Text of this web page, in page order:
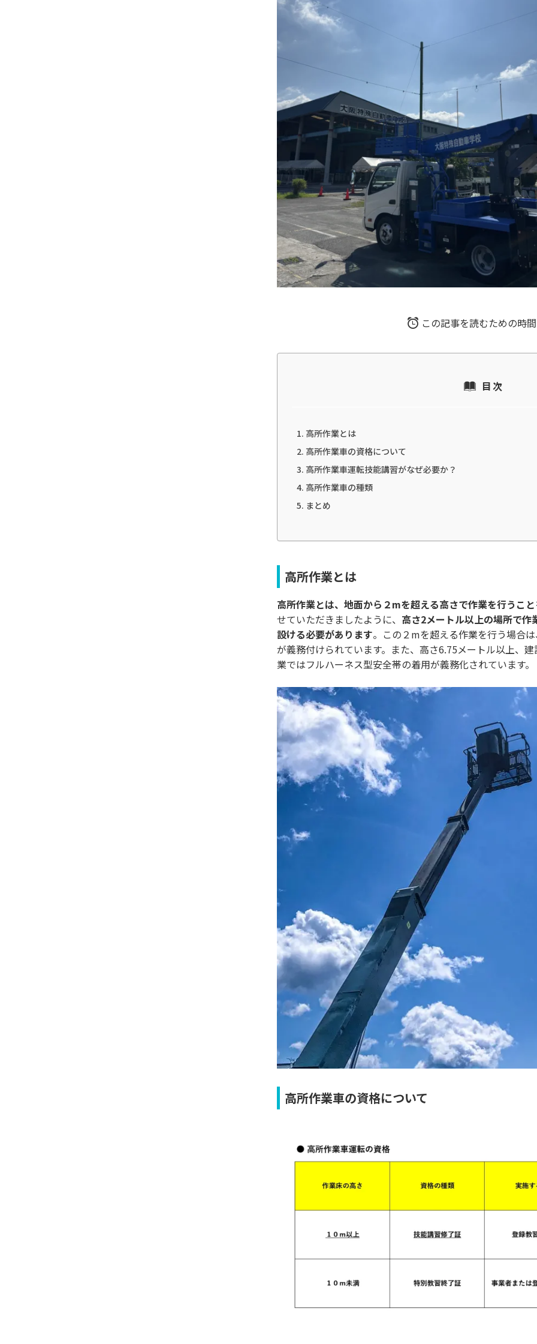
この記事を読むための時
目次
高所作業とは
高所作業車の資格について
高所作業車運転技能講習がなぜ必要か？
高所作業車の種類
まとめ
高所作業とは
高所作業とは、地面から２mを超える高さで作業を行うこと
せていただきましたように、 高さ2メートル以上の場所で
設ける必要があります。この２mを超える作業を行う場合
が義務付けられています。また、高さ6.75メートル以上、
業ではフルハーネス型安全帯の着用が義務化されています。
高所作業車の資格について